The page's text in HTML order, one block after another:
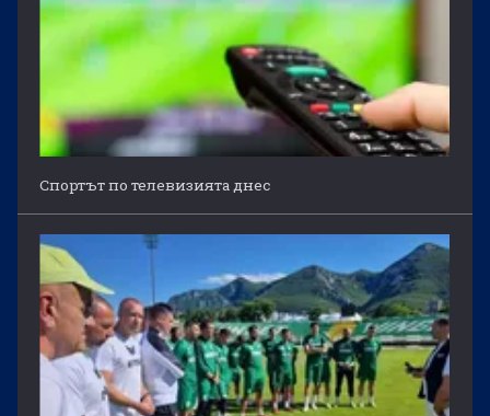
Спортът по телевизията днес